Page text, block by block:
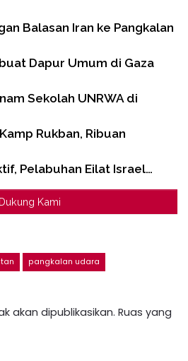
Balasan Iran ke Pangkalan
Dapur Umum di Gaza
Sekolah UNRWA di
Rukban, Ribuan
Pelabuhan Eilat Israel…
Dukung Kami
pangkalan udara
akan dipublikasikan. Ruas yang